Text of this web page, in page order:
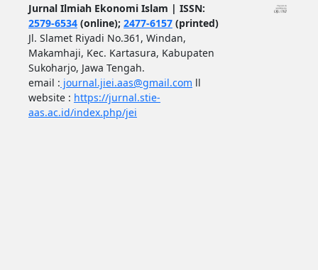
Jurnal Ilmiah Ekonomi Islam | ISSN:
2579-6534(online); 2477-6157(printed)
Jl. Slamet Riyadi No.361, Windan,
Makamhaji, Kec. Kartasura, Kabupaten
Sukoharjo, Jawa Tengah.
email : journal.jiei.aas@gmail.com ll
website : https://jurnal.stie-
aas.ac.id/index.php/jei